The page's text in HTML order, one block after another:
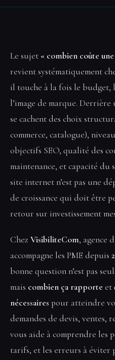
Le sujet « combien coûte
revient systématiquement
il touche à la fois le budget,
l’image de marque.
se cachent des choix
commerce, catalogue),
objectifs SEO, qualité des
maintenance, et capacité du
site internet n’est pas une
de croissance qui doit être
retour sur investissement
Chez VisibiliteCom, agence
accompagne les PME depuis
bonne question n’est pas
mais combien ça rapporte et
nécessaires pour atteindre
demandes de devis, ventes,
vous aide à comprendre les
tarifs, et les erreurs à éviter